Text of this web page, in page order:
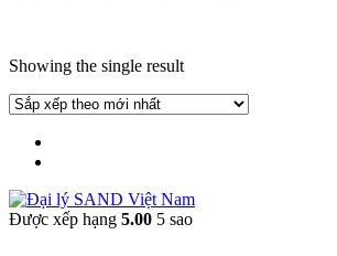
Showing the single result
Được xếp hạng 5.00 5 sao